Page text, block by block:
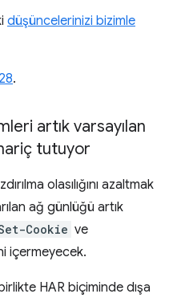
düşüncelerinizi bizimle
.
artık varsayılan
tutuyor
olasılığını azaltmak
ağ günlüğü artık
Cookie ve
içermeyecek.
HAR biçiminde dışa